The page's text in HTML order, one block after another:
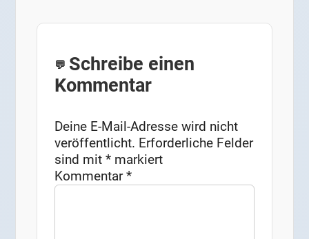
Schreibe einen
Kommentar
Deine E-Mail-Adresse wird nicht
veröffentlicht. Erforderliche Felder
sind mit* markiert
Kommentar*